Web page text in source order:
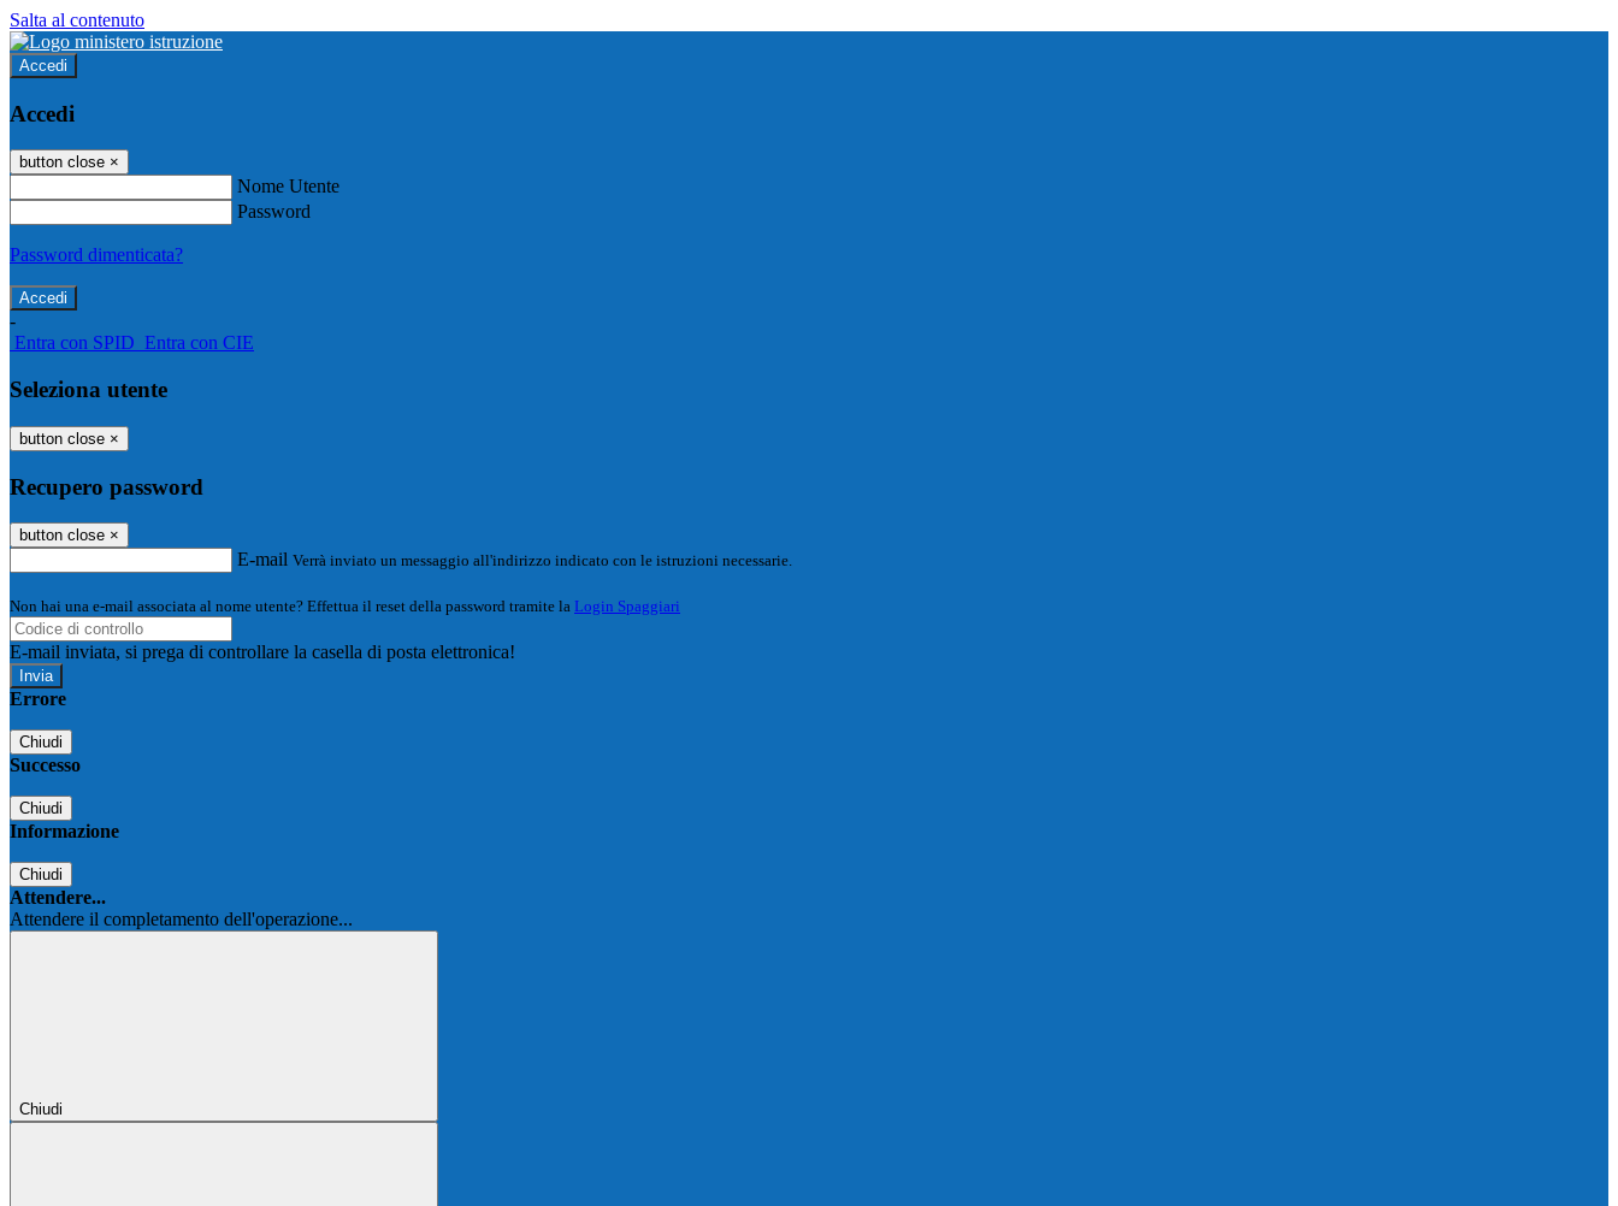
Salta al contenuto
Accedi
Accedi
button close ×
Nome Utente
Password
Password dimenticata?
-
Entra con SPID Entra con CIE
Seleziona utente
button close ×
Recupero password
button close ×
E-mail Verrà inviato un messaggio all'indirizzo indicato con le istruzioni necessarie.
Non hai una e-mail associata al nome utente? Effettua il reset della password tramite la Login Spaggiari
E-mail inviata, si prega di controllare la casella di posta elettronica!
Errore
Chiudi
Successo
Chiudi
Informazione
Chiudi
Attendere...
Attendere il completamento dell'operazione...
Chiudi